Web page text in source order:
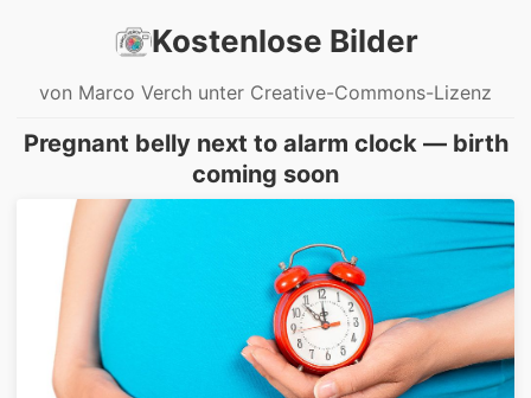
Kostenlose Bilder
von Marco Verch unter Creative-Commons-Lizenz
Pregnant belly next to alarm clock — birth
coming soon